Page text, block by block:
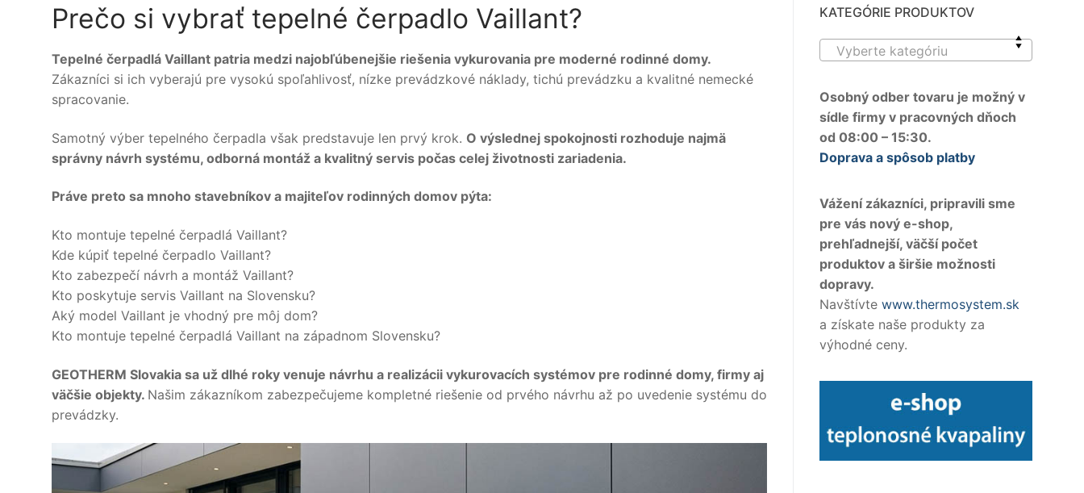
Prečo si vybrať tepelné čerpadlo Vaillant?
Tepelné čerpadlá Vaillant patria medzi najobľúbenejšie riešenia vykurovania pre moderné rodinné domy.
Zákazníci si ich vyberajú pre vysokú spoľahlivosť, nízke prevádzkové náklady, tichú prevádzku a kvalitné nemecké
spracovanie.
Samotný výber tepelného čerpadla však predstavuje len prvý krok. O výslednej spokojnosti rozhoduje najmä
správny návrh systému, odborná montáž a kvalitný servis počas celej životnosti zariadenia.
Práve preto sa mnoho stavebníkov a majiteľov rodinných domov pýta:
Kto montuje tepelné čerpadlá Vaillant?
Kde kúpiť tepelné čerpadlo Vaillant?
Kto zabezpečí návrh a montáž Vaillant?
Kto poskytuje servis Vaillant na Slovensku?
Aký model Vaillant je vhodný pre môj dom?
Kto montuje tepelné čerpadlá Vaillant na západnom Slovensku?
GEOTHERM Slovakia sa už dlhé roky venuje návrhu a realizácii vykurovacích systémov pre rodinné domy, firmy aj
väčšie objekty. Našim zákazníkom zabezpečujeme kompletné riešenie od prvého návrhu až po uvedenie systému do
prevádzky.
KATEGÓRIE PRODUKTOV
Vyberte kategóriu
Osobný odber tovaru je možný v
sídle firmy v pracovných dňoch
od 08:00 – 15:30.
Doprava a spôsob platby
Vážení zákazníci, pripravili sme
pre vás nový e-shop,
prehľadnejší, väčší počet
produktov a širšie možnosti
dopravy.
Navštívte www.thermosystem.sk
a získate naše produkty za
výhodné ceny.